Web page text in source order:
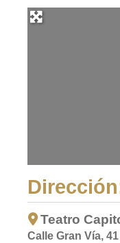
Teatro
Calle Gran Vía, 41